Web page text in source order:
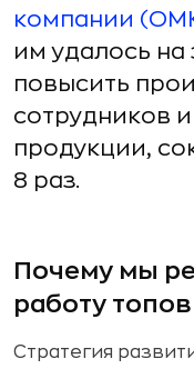
компании
им удалось на
повысить
сотрудников
продукции,
8 раз.
Почему мы
работу топов
Стратегия